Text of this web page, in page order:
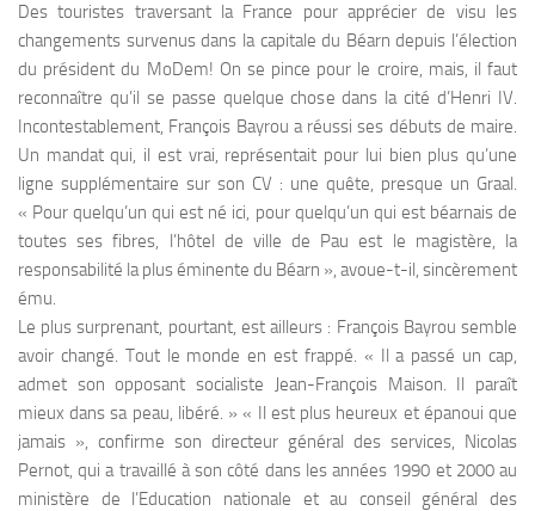
Des touristes traversant la France pour apprécier de visu les
changements survenus dans la capitale du Béarn depuis l’élection
du président du MoDem! On se pince pour le croire, mais, il faut
reconnaître qu’il se passe quelque chose dans la cité d’Henri IV.
Incontestablement, François Bayrou a réussi ses débuts de maire.
Un mandat qui, il est vrai, représentait pour lui bien plus qu’une
ligne supplémentaire sur son CV : une quête, presque un Graal.
« Pour quelqu’un qui est né ici, pour quelqu’un qui est béarnais de
toutes ses fibres, l’hôtel de ville de Pau est le magistère, la
responsabilité la plus éminente du Béarn », avoue-t-il, sincèrement
ému.
Le plus surprenant, pourtant, est ailleurs : François Bayrou semble
avoir changé. Tout le monde en est frappé. « Il a passé un cap,
admet son opposant socialiste Jean-François Maison. Il paraît
mieux dans sa peau, libéré. » « Il est plus heureux et épanoui que
jamais », confirme son directeur général des services, Nicolas
Pernot, qui a travaillé à son côté dans les années 1990 et 2000 au
ministère de l’Education nationale et au conseil général des